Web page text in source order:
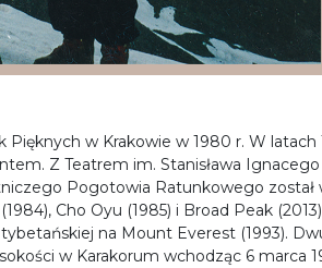
Pięknych w Krakowie w 1980 r. W
Z Teatrem im. Stanisława
Pogotowia Ratunkowego został
Cho Oyu (1985) i Broad Peak
na Mount Everest (1993).
w Karakorum wchodząc 6 marca